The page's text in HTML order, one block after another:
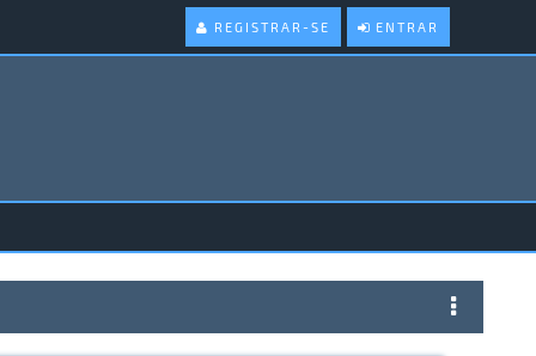
ENTRAR
REGISTRAR-SE